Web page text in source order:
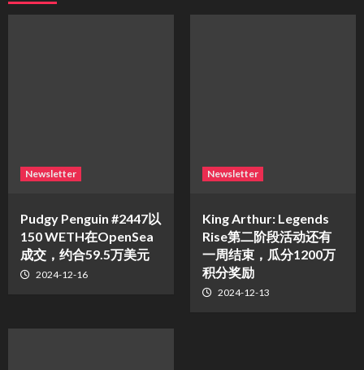
Newsletter
Pudgy Penguin #2447以
150 WETH在OpenSea
成交，约合59.5万美元
2024-12-16
Newsletter
King Arthur: Legends
Rise第二阶段活动还有
一周结束，瓜分1200万
积分奖励
2024-12-13